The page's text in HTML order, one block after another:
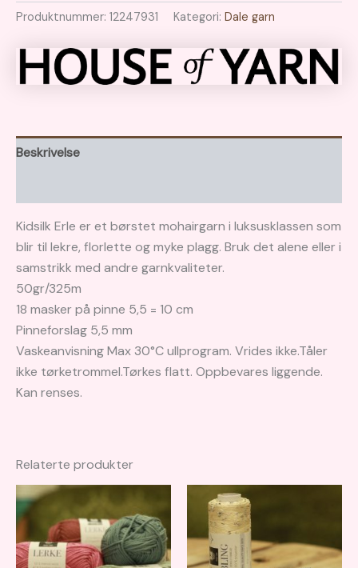
Produktnummer: 12247931 Kategori: Dale garn
Beskrivelse
Kidsilk Erle er et børstet mohairgarn i luksusklassen som
blir til lekre, florlette og myke plagg. Bruk det alene eller i
samstrikk med andre garnkvaliteter.
50gr/325m
18 masker på pinne 5,5 = 10 cm
Pinneforslag 5,5 mm
Vaskeanvisning Max 30°C ullprogram. Vrides ikke.Tåler
ikke tørketrommel.Tørkes flatt. Oppbevares liggende.
Kan renses.
Relaterte produkter